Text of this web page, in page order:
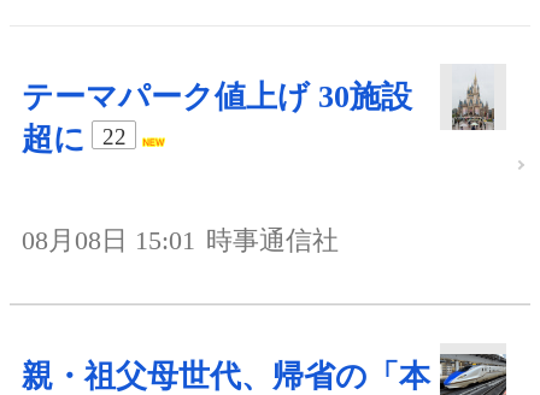
テーマパーク値上げ 30施設
超に
22
08月08日 15:01 時事通信社
親・祖父母世代、帰省の「本